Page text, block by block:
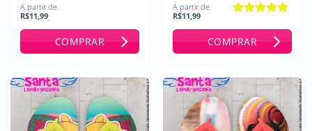
A partir de
R$11,99
COMPRAR
A partir de
R$11,99
COMPRAR